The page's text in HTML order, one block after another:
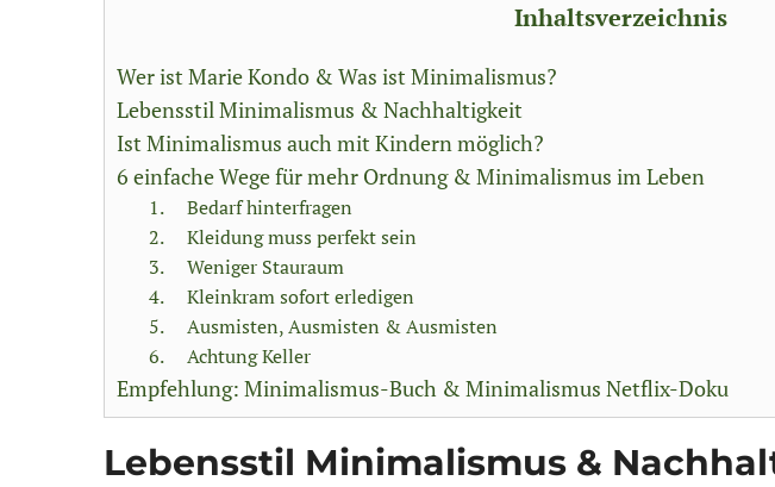
Inhaltsverzeichnis
Wer ist Marie Kondo & Was ist Minimalismus?
Lebensstil Minimalismus & Nachhaltigkeit
Ist Minimalismus auch mit Kindern möglich?
6 einfache Wege für mehr Ordnung & Minimalismus im Leben
1. Bedarf hinterfragen
2. Kleidung muss perfekt sein
3. Weniger Stauraum
4. Kleinkram sofort erledigen
5. Ausmisten, Ausmisten & Ausmisten
6. Achtung Keller
Empfehlung: Minimalismus-Buch & Minimalismus Netflix-Doku
Lebensstil Minimalismus &